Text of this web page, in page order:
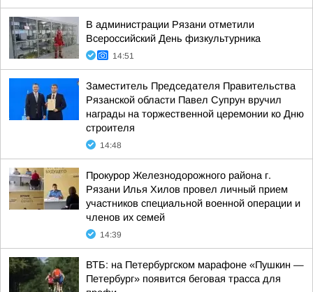
В администрации Рязани отметили
Всероссийский День физкультурника
14:51
Заместитель Председателя Правительства
Рязанской области Павел Супрун вручил
награды на торжественной церемонии ко Дню
строителя
14:48
Прокурор Железнодорожного района г.
Рязани Илья Хилов провел личный прием
участников специальной военной операции и
членов их семей
14:39
ВТБ: на Петербургском марафоне «Пушкин —
Петербург» появится беговая трасса для